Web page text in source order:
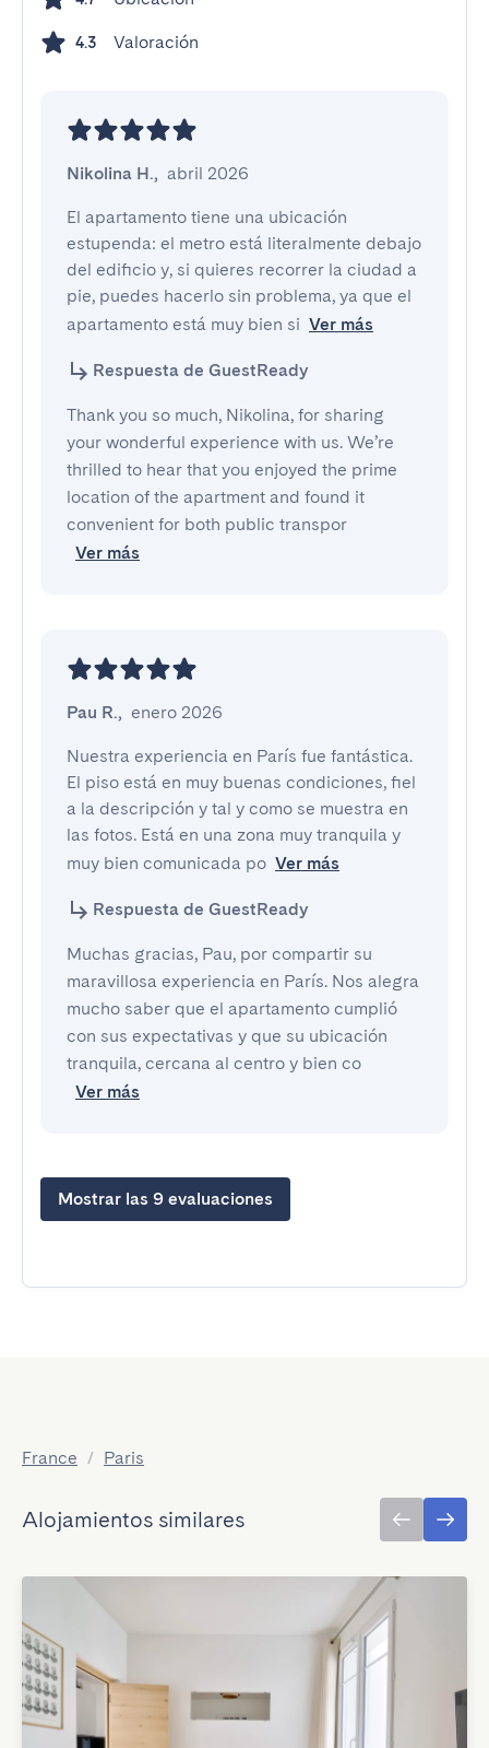
4.3 Valoración
Nikolina H., abril 2026
El apartamento tiene una ubicación
estupenda: el metro está literalmente debajo
del edificio y, si quieres recorrer la ciudad a
pie, puedes hacerlo sin problema, ya que el
apartamento está muy bien si Ver más
Respuesta de GuestReady
Thank you so much, Nikolina, for sharing
your wonderful experience with us. We’re
thrilled to hear that you enjoyed the prime
location of the apartment and found it
convenient for both public transpor
Ver más
Pau R., enero 2026
Nuestra experiencia en París fue fantástica.
El piso está en muy buenas condiciones, fiel
a la descripción y tal y como se muestra en
las fotos. Está en una zona muy tranquila y
muy bien comunicada po Ver más
Respuesta de GuestReady
Muchas gracias, Pau, por compartir su
maravillosa experiencia en París. Nos alegra
mucho saber que el apartamento cumplió
con sus expectativas y que su ubicación
tranquila, cercana al centro y bien co
Ver más
Mostrar las 9 evaluaciones
France / Paris
Alojamientos similares